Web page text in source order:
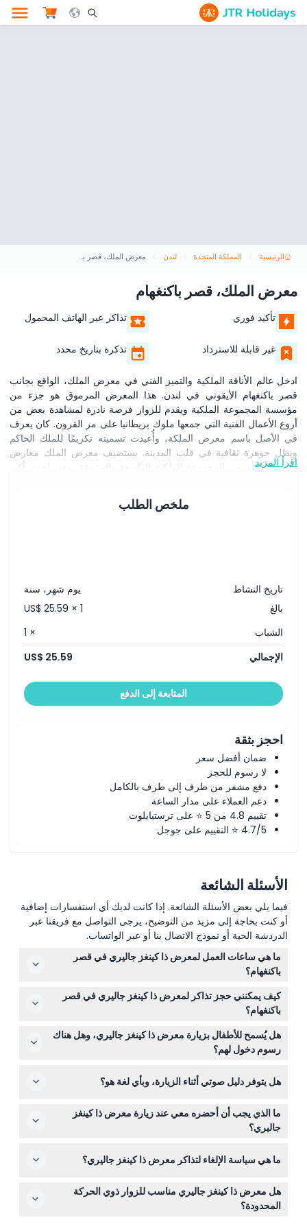
Search Opener Icon
الرئيسية المملكة المتحدة لندن معرض الملك، قصر باكنغهام
معرض الملك، قصر باكنغهام
تأكيد فوري تذاكر عبر الهاتف المحمول
غير قابلة للاسترداد تذكرة بتاريخ محدد
ادخل عالم الأناقة الملكية والتميز الفني في معرض الملك، الواقع بجانب
قصر باكنغهام الأيقوني في لندن. هذا المعرض المرموق هو جزء من
مؤسسة المجموعة الملكية ويقدم للزوار فرصة نادرة لمشاهدة بعض من
أروع الأعمال الفنية التي جمعها ملوك بريطانيا على مر القرون. كان يعرف
في الأصل باسم معرض الملكة، وأُعيدت تسميته تكريمًا للملك الحاكم
ويظل جوهرة ثقافية في قلب المدينة. يستضيف معرض الملك معارض
دورية تستقي من المجموعة الملكية الواسعة والمتنوعة، وهي إحدى أكبر
مشهورين مثل رامبرانت، وكاناليتو، وروبينز، وفيرمير، إلى جانب روائع
الفنون الزخرفية والمخطوطات النادرة والتحف التاريخية. كل معرض
مسافرًا فضوليًا، يقدم معرض الملك نظرة عميقة وبصيرة في الأذواق
الفنية ورعاية الثقافة لدى الملكية البريطانية. يقع المعرض على بعد
خطوات قليلة سيرًا من محطة فيكتوريا وبجوار قصر باكنغهام، مما يجعله
سهل الوصول لجميع زوار لندن. يشمل المعرض أيضًا متجرًا ساحرًا يقدم
هدايا مستوحاة من الفن وكتبًا وتذكارات. زيارة معرض الملك ليست مجرد
معرض، بل رحلة عبر التاريخ الملكي والإبداع والتقاليد.
أبرز المعالم
المتضمنات
سياسة الأطفال والبالغين
ساعات العمل
الشروط والأحكام
سياسة الإلغاء
اقرأ المزيد
معرض الملك، قصر باكنغهام السعر والخيارات
طفل US$ 12.79
-
(5-17 سنة)
(18-24 سنة)
ملخص الطلب
تاريخ النشاط
يوم شهر، سنة
بالغ
US$ 25.59 × 1
الشباب
× 1
الإجمالي
US$ 25.59
المتابعة إلى الدفع
احجز بثقة
ضمان أفضل سعر
لا رسوم للحجز
دفع مشفر من طرف إلى طرف بالكامل
دعم العملاء على مدار الساعة
تقييم 4.8 من 5 ⭐ على ترستبايلوت
4.7/5 ⭐ التقييم على جوجل
الأسئلة الشائعة
فيما يلي بعض الأسئلة الشائعة. إذا كانت لديك أي استفسارات إضافية
أو كنت بحاجة إلى مزيد من التوضيح، يرجى التواصل مع فريقنا عبر
الدردشة الحية أو نموذج الاتصال بنا أو عبر الواتساب.
ما هي ساعات العمل لمعرض ذا كينغز جاليري في قصر
باكنغهام؟
5:30 مساءً، مع آخر دخول في الساعة 4:15 مساءً. (قد تتغير
الأوقات — يرجى التأكد عند الحجز)
كيف يمكنني حجز تذاكر لمعرض ذا كينغز جاليري في قصر
باكنغهام؟
يمكنك حجز تذاكرك بأمان عبر الإنترنت من خلال هذا الموقع،
مما يسهل التحقق من التوافر واستكمال عملية الشراء خلال
بضع نقرات.
هل يُسمح للأطفال بزيارة معرض ذا كينغز جاليري، وهل هناك
رسوم دخول لهم؟
دون سن 5 سنوات يمكنهم الدخول مجانًا.
هل يتوفر دليل صوتي أثناء الزيارة، وبأي لغة هو؟
يُدرج دليل صوتي مع تذكرتك وهو متاح باللغة الإنجليزية لتعزيز
تجربتك في مشاهدة الفن والمعروضات.
ما الذي يجب أن أحضره معي عند زيارة معرض ذا كينغز
جاليري؟
المعرض. التصوير عادة ما يكون مقيدًا، لذا تأكد من مراجعة
ما هي سياسة الإلغاء لتذاكر معرض ذا كينغز جاليري؟
تذاكر معرض ذا كينغز جاليري غير قابلة للاسترداد ولا يوجد خيار
للإلغاء، لذا يرجى التأكد من خططك قبل الحجز.
هل معرض ذا كينغز جاليري مناسب للزوار ذوي الحركة
المحدودة؟